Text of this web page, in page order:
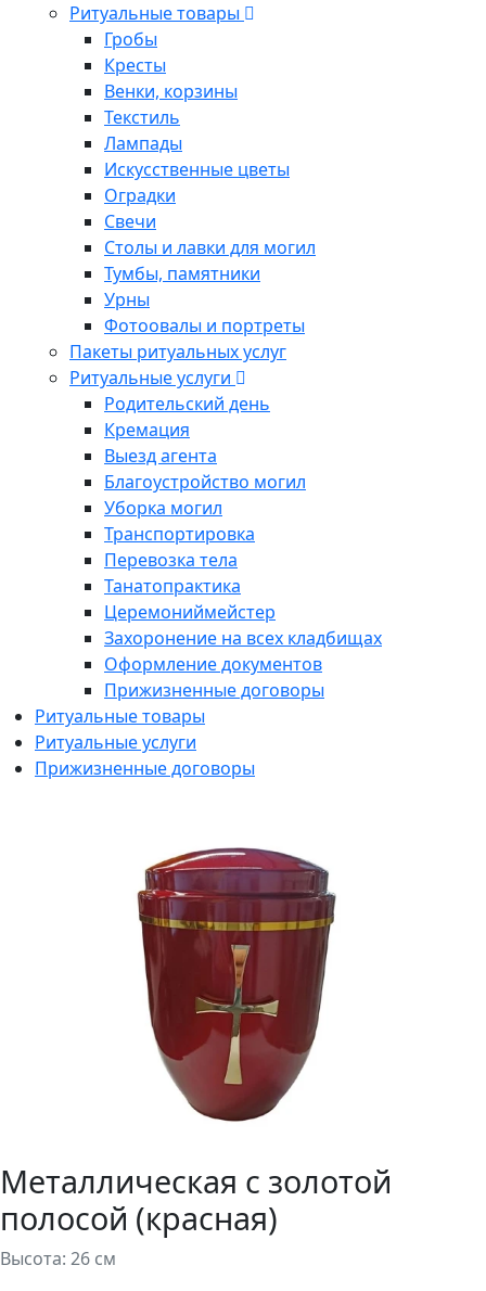
Металлическая с золотой
полосой (красная)
Высота: 26 см
Ритуальные товары
Гробы
Кресты
Венки, корзины
Текстиль
Лампады
Искусственные цветы
Оградки
Свечи
Столы и лавки для могил
Тумбы, памятники
Урны
Фотоовалы и портреты
Пакеты ритуальных услуг
Ритуальные услуги
Родительский день
Кремация
Выезд агента
Благоустройство могил
Уборка могил
Транспортировка
Перевозка тела
Танатопрактика
Церемониймейстер
Захоронение на всех кладбищах
Оформление документов
Прижизненные договоры
Ритуальные товары
Ритуальные услуги
Прижизненные договоры